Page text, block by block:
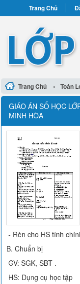
Trang Chủ
Trang Chủ › Toán
GIÁO ÁN SỐ HỌC
MINH HÒA
- Rèn cho HS tính
B. Chuẩn bị
GV: SGK, SBT .
HS: Dụng cụ học tập